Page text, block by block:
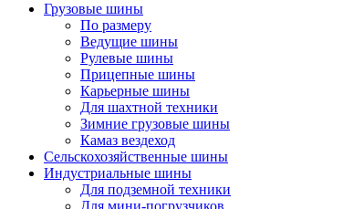
Грузовые шины
По размеру
Ведущие шины
Рулевые шины
Прицепные шины
Карьерные шины
Для шахтной техники
Зимние грузовые шины
Камаз вездеход
Сельскохозяйственные шины
Индустриальные шины
Для подземной техники
Для мини-погрузчиков